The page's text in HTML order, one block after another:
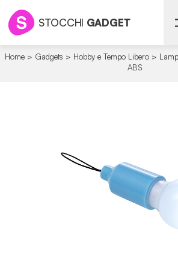
STOCCHI GADGET
Home> Gadgets > Hobby e Tempo Libero>
ABS